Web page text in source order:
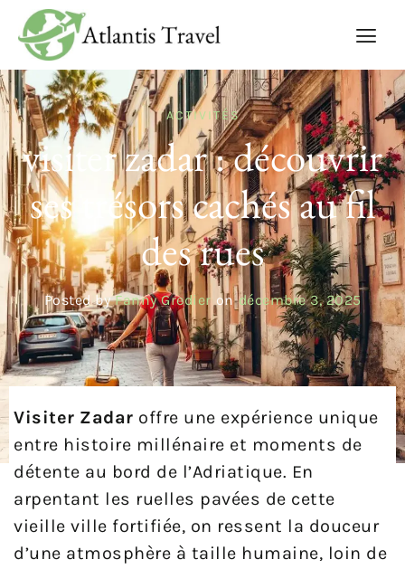
ACTIVITÉS
visiter zadar : découvrir
ses trésors cachés au fil
des rues
Posted by Fanny Gredier on décembre 3, 2025
Visiter Zadar offre une expérience unique
entre histoire millénaire et moments de
détente au bord de l’Adriatique. En
arpentant les ruelles pavées de cette
vieille ville fortifiée, on ressent la douceur
d’une atmosphère à taille humaine, loin de